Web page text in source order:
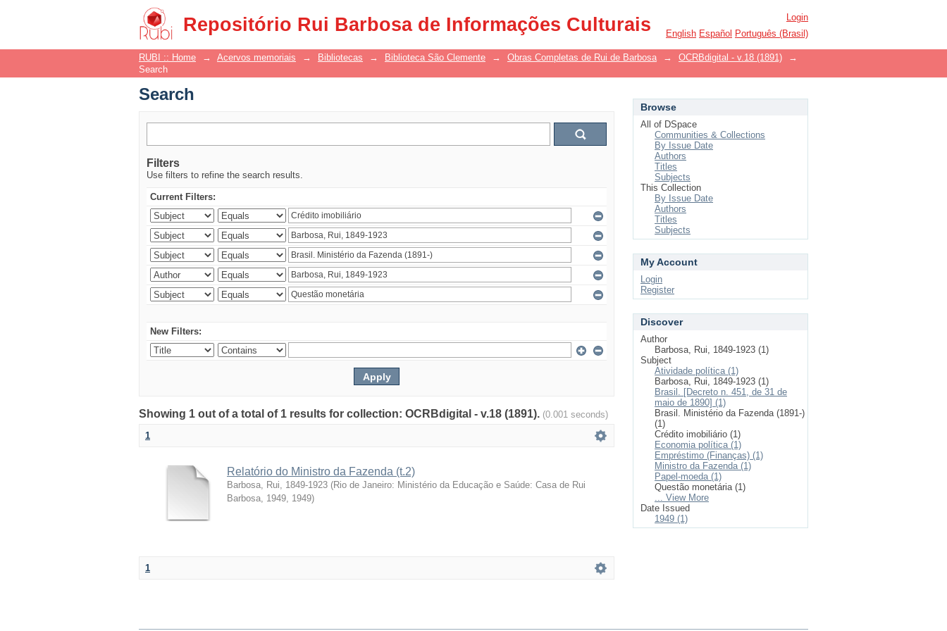
Repositório Rui Barbosa de Informações Culturais
Search
Login
English Español Português (Brasil)
RUBI :: Home → Acervos memoriais → Bibliotecas → Biblioteca São Clemente → Obras Completas de Rui de Barbosa → OCRBdigital - v.18 (1891)
→
Search
Search
Filters
Use filters to refine the search results.
Current Filters:
New Filters:
Showing 1 out of a total of 1 results for collection: OCRBdigital - v.18 (1891). (0.001 seconds)
1
Relatório do Ministro da Fazenda (t.2)
Barbosa, Rui, 1849-1923 (Rio de Janeiro: Ministério da Educação e Saúde: Casa de Rui
Barbosa, 1949, 1949)
1
Browse
All of DSpace
Communities & Collections
By Issue Date
Authors
Titles
Subjects
This Collection
By Issue Date
Authors
Titles
Subjects
My Account
Login
Register
Discover
Author
Barbosa, Rui, 1849-1923 (1)
Subject
Atividade política (1)
Barbosa, Rui, 1849-1923 (1)
Brasil. [Decreto n. 451, de 31 de
maio de 1890] (1)
Brasil. Ministério da Fazenda (1891-)
(1)
Crédito imobiliário (1)
Economia política (1)
Empréstimo (Finanças) (1)
Ministro da Fazenda (1)
Papel-moeda (1)
Questão monetária (1)
... View More
Date Issued
1949 (1)